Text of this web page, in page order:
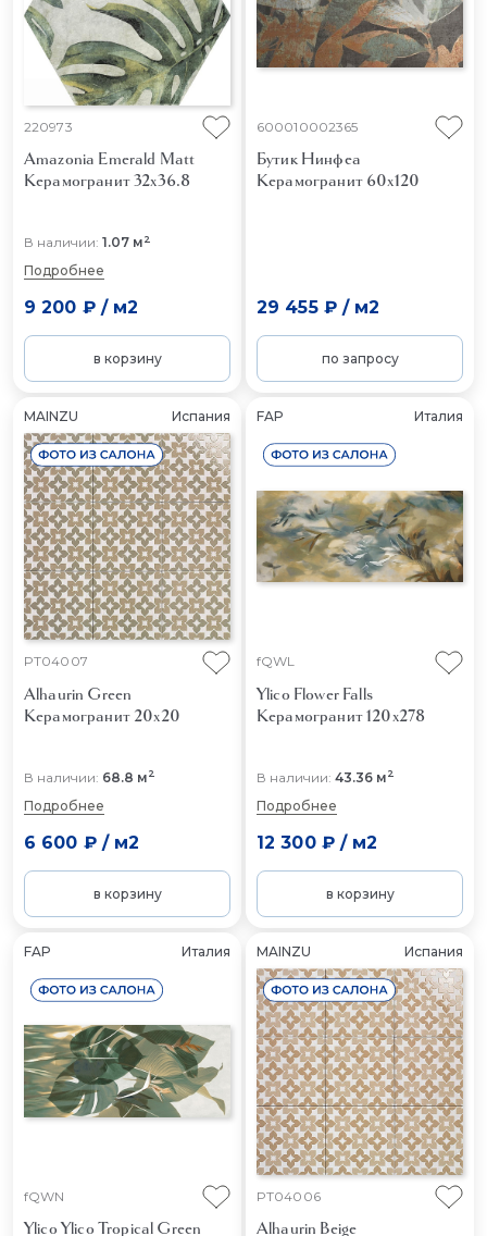
220973
Amazonia Emerald Matt
Керамогранит 32x36.8
В наличии: 1.07 м2
Подробнее
9 200 ₽/ м2
в корзину
600010002365
Бутик Нинфеа
Керамогранит 60x120
29 455 ₽/ м2
по запросу
MAINZU Испания
PT04007
Alhaurin Green
Керамогранит 20x20
В наличии: 68.8 м2
Подробнее
6 600 ₽/ м2
в корзину
FAP Италия
fQWL
Ylico Flower Falls
Керамогранит 120x278
В наличии: 43.36 м2
Подробнее
12 300 ₽/ м2
в корзину
FAP Италия
fQWN
Ylico Ylico Tropical Green
MAINZU Испания
PT04006
Alhaurin Beige